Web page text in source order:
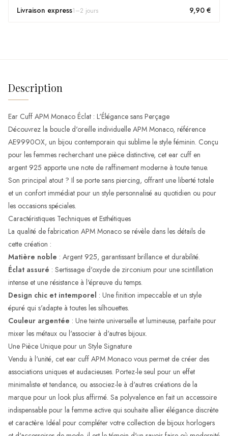
Livraison express1–2 jours 9,90 €
Description
Ear Cuff APM Monaco Éclat : L'Élégance sans Perçage
Découvrez la boucle d'oreille individuelle APM Monaco, référence
AE9990OX, un bijou contemporain qui sublime le style féminin. Conçu
pour les femmes recherchant une pièce distinctive, cet ear cuff en
argent 925 apporte une note de raffinement moderne à toute tenue.
Son principal atout ? Il se porte sans piercing, offrant une liberté totale
et un confort immédiat pour un style personnalisé au quotidien ou pour
les occasions spéciales.
Caractéristiques Techniques et Esthétiques
La qualité de fabrication APM Monaco se révèle dans les détails de
cette création :
Matière noble : Argent 925, garantissant brillance et durabilité.
Éclat assuré : Sertissage d'oxyde de zirconium pour une scintillation
intense et une résistance à l'épreuve du temps.
Design chic et intemporel : Une finition impeccable et un style
épuré qui s'adapte à toutes les silhouettes.
Couleur argentée : Une teinte universelle et lumineuse, parfaite pour
mixer les métaux ou l'associer à d'autres bijoux.
Une Pièce Unique pour un Style Signature
Vendu à l'unité, cet ear cuff APM Monaco vous permet de créer des
associations uniques et audacieuses. Portez-le seul pour un effet
minimaliste et tendance, ou associez-le à d'autres créations de la
marque pour un look plus affirmé. Sa polyvalence en fait un accessoire
indispensable pour la femme active qui souhaite allier élégance discrète
et caractère. Idéal pour compléter votre collection de bijoux horlogers